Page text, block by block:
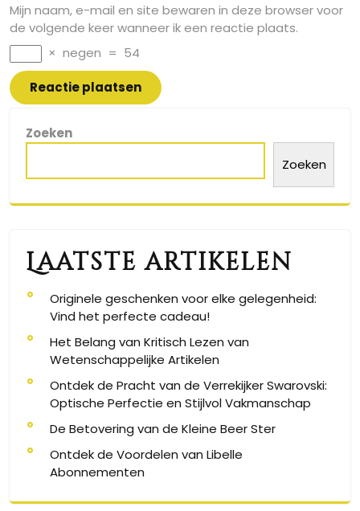
Mijn naam, e-mail en site bewaren in deze browser voor
de volgende keer wanneer ik een reactie plaats.
× negen = 54
Zoeken
Zoeken
Laatste artikelen
Originele geschenken voor elke gelegenheid:
Vind het perfecte cadeau!
Het Belang van Kritisch Lezen van
Wetenschappelijke Artikelen
Ontdek de Pracht van de Verrekijker Swarovski:
Optische Perfectie en Stijlvol Vakmanschap
De Betovering van de Kleine Beer Ster
Ontdek de Voordelen van Libelle
Abonnementen